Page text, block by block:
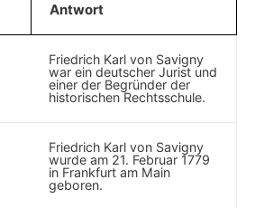
Antwort
Friedrich Karl von Savigny
war‌ ein deutscher Jurist und
einer⁣ der Begründer der
historischen Rechtsschule.
Friedrich Karl⁤ von Savigny
wurde am 21. Februar 1779
in Frankfurt am Main
geboren.